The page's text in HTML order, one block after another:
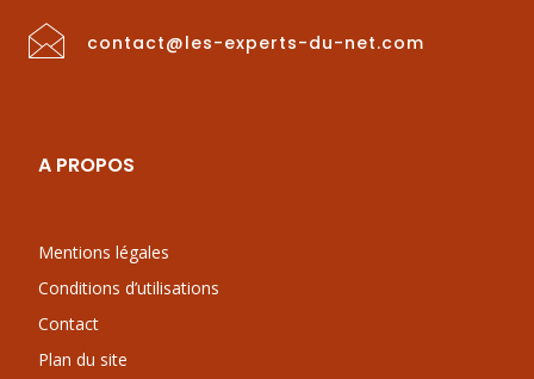
contact@les-experts-du-net.com
A PROPOS
Mentions légales
Conditions d’utilisations
Contact
Plan du site